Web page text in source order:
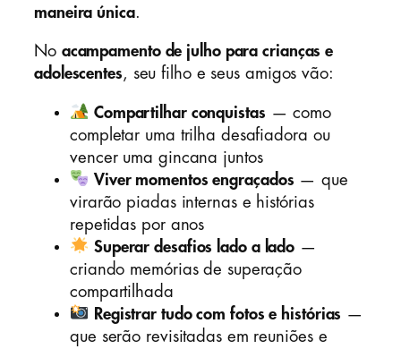
maneira única.
No acampamento de julho para crianças e
adolescentes, seu filho e seus amigos vão:
Compartilhar conquistas — como
completar uma trilha desafiadora ou
vencer uma gincana juntos
Viver momentos engraçados — que
virarão piadas internas e histórias
repetidas por anos
Superar desafios lado a lado —
criando memórias de superação
compartilhada
Registrar tudo com fotos e histórias —
que serão revisitadas em reuniões e